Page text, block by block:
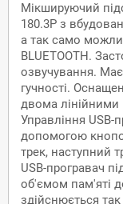
Мікшируючий
180.3P з
а так само
BLUETOOTH.
озвучування.
гучності.
двома лінійними
Управління USB-
допомогою
трек, наступний
USB-програвач
об'ємом пам'яті
здійснюється